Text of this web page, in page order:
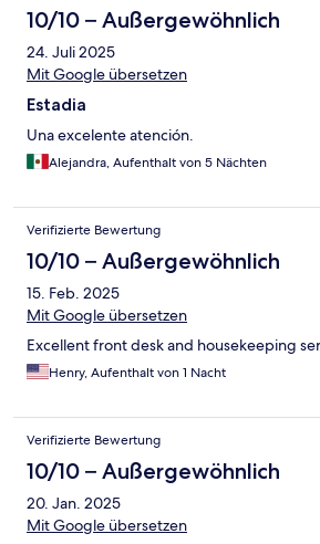
10/10 – Außergewöhnlich
24. Juli 2025
Mit Google übersetzen
Estadia
Una excelente atención.
Alejandra, Aufenthalt von 5 Nächten
Verifizierte Bewertung
10/10 – Außergewöhnlich
15. Feb. 2025
Mit Google übersetzen
Excellent front desk and housekeeping
Henry, Aufenthalt von 1 Nacht
Verifizierte Bewertung
10/10 – Außergewöhnlich
20. Jan. 2025
Mit Google übersetzen